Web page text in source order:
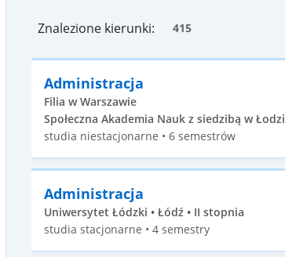
Znalezione kierunki: 415
Administracja
Filia w Warszawie
Społeczna Akademia Nauk z siedzibą w
studia niestacjonarne • 6 semestrów
Administracja
Uniwersytet Łódzki • Łódź • II stopnia
studia stacjonarne • 4 semestry